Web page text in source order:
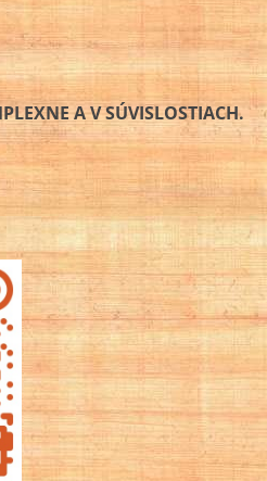
A V SÚVISLOSTIACH.